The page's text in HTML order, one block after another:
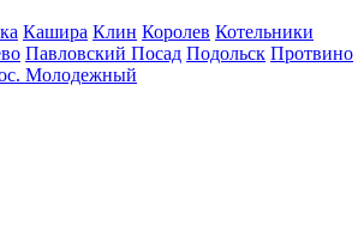
Кашира Клин Королев Котельники
Павловский Посад Подольск Протвино
Молодежный